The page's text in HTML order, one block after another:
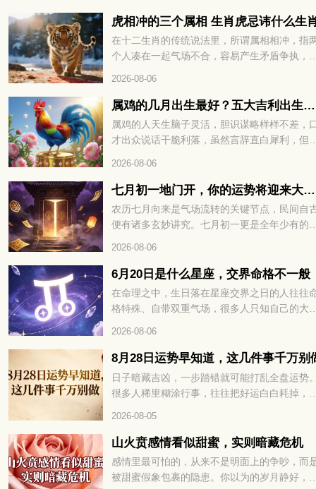
虎相冲的三个属相 生肖虎忌讳什么生
在十二生肖的传统说法里，所谓属相相冲，指
个人凑在一起气场不合，容易产生矛盾争执，
哪些？接下来咱们就详细说一说。
2026-08-06
属鸡的几月出生最好？五大吉利出生月份完整解读
属鸡的人天生脑子灵活，胆识谋略样样不差，
才出众说话干脆利落，虽然言辞直白犀利，但
不过骨子里好胜心比较强，凡事总爱分出高下
在传统说法里，属鸡人不同月份降生，先天性
与整体运势差别很大，不少属鸡朋友都好奇，
年当中哪个月份出生福气最好，下面就给大家
细讲讲。
2026-08-06
七月初一地门开，你的运势将迎来大转折
农历七月向来是气场流转的关键节点，民间自
便有诸多玄妙讲究。七月初一更是全年少有的
半年的运势密码。冥冥之中自有定数，七月初
地门开，你的运势将迎来大转折。想知道究竟
吉是凶、该如何顺势把握，不妨接着往下细看
2026-08-06
6月20日是什么星座，交界命格不一般
在命理之中，生日落在星座交界之日的人往往
格特殊、自带双重气场，很多人只知自己的大
一般的命格玄机，想解锁自身完整运势，不妨
续往下细看。6月20日是什么星座，交界命格
般，你的性格、财运与情路走向，全文为你一
揭晓。
2026-08-06
8月28日运势早知道，这几件事千万别
日子暗藏吉凶，一步踏错就可能打乱全盘运势
很多人稀里糊涂行事，往往把好运白白耗掉，
道，这几件事千万别做，想顺顺利利过好这天
就继续往下看详细解析。
2026-08-05
山火贲感情看似甜蜜，实则暗藏危机
感情里最可怕的，从来不是明面上的争吵，而
被甜蜜假象包裹的隐患。你以为的岁月静好，